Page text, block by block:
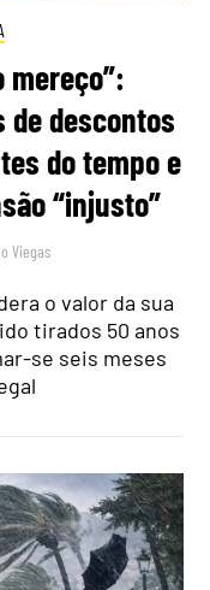
mereço”:
de descontos
do tempo e
“injusto”
Viegas
o valor da sua
tirados 50 anos
se seis meses